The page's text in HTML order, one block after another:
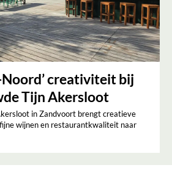
Noord’ creativiteit bij
Tijn Akersloot
in Zandvoort brengt creatieve
wijnen en restaurantkwaliteit naar